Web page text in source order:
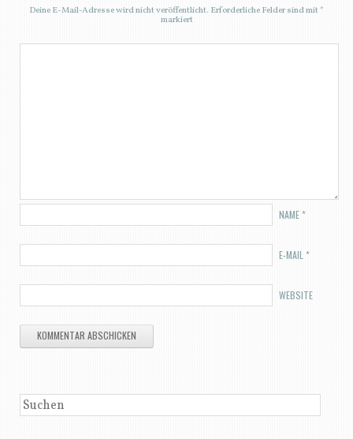
Deine E-Mail-Adresse wird nicht veröffentlicht. Erforderliche Felder sind mit*
markiert
NAME*
E-MAIL *
WEBSITE
SUCHEN